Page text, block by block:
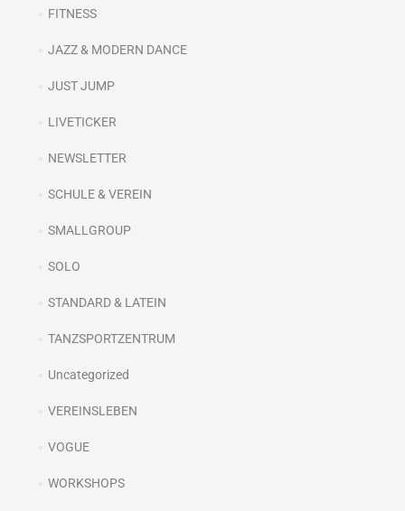
FITNESS
JAZZ & MODERN DANCE
JUST JUMP
LIVETICKER
NEWSLETTER
SCHULE & VEREIN
SMALLGROUP
SOLO
STANDARD & LATEIN
TANZSPORTZENTRUM
Uncategorized
VEREINSLEBEN
VOGUE
WORKSHOPS